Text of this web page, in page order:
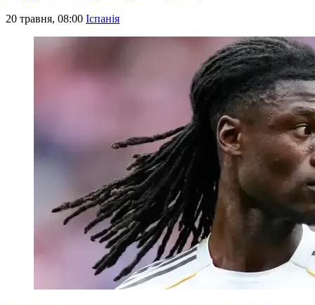
20 травня, 08:00 Іспанія